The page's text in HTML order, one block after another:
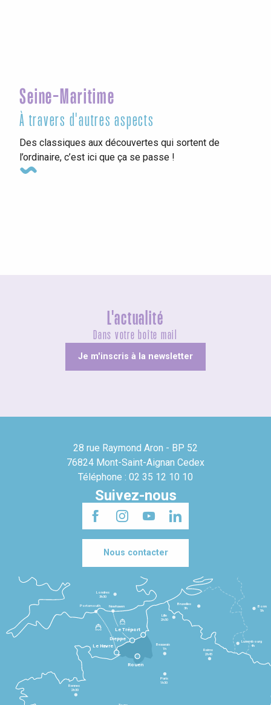
Seine-Maritime
À travers d'autres aspects
Des classiques aux découvertes qui sortent de
l’ordinaire, c’est ici que ça se passe !
L'actualité
Dans votre boîte mail
Je m'inscris à la newsletter
28 rue Raymond Aron - BP 52
76824 Mont-Saint-Aignan Cedex
Téléphone : 02 35 12 10 10
Suivez-nous
Nous contacter
Le Havre
Dieppe
Le Tréport
Rennes
2h30
Paris
1h30
Beauvais
1h
Reims
2h45
Lille
2h30
Bruxelles
3h
Londres
3h30
Newhaven
Portsmouth
Bonn
5h
Luxembourg
4h
Rouen